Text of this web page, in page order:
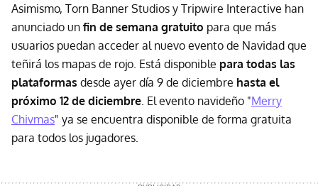
Asimismo, Torn Banner Studios y Tripwire Interactive han
anunciado un fin de semana gratuito para que más
usuarios puedan acceder al nuevo evento de Navidad que
teñirá los mapas de rojo. Está disponible para todas las
plataformas desde ayer día 9 de diciembre hasta el
próximo 12 de diciembre . El evento navideño "Merry
Chivmas" ya se encuentra disponible de forma gratuita
para todos los jugadores.